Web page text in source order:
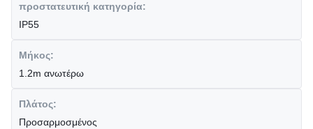
προστατευτική κατηγορία:
IP55
Μήκος:
1.2m ανωτέρω
Πλάτος:
Προσαρμοσμένος